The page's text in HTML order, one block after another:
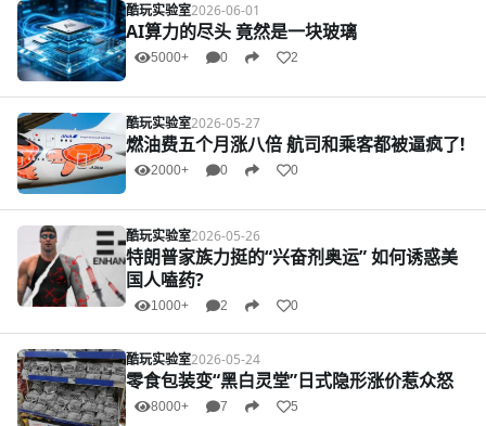
酷玩实验室2026-06-01
AI算力的尽头 竟然是一块玻璃
5000+ 0 2
酷玩实验室2026-05-27
燃油费五个月涨八倍 航司和乘客都被逼疯了!
2000+ 0 0
酷玩实验室2026-05-26
特朗普家族力挺的“兴奋剂奥运” 如何诱惑美
国人嗑药?
1000+ 2 0
酷玩实验室2026-05-24
零食包装变“黑白灵堂”日式隐形涨价惹众怒
8000+ 7 5